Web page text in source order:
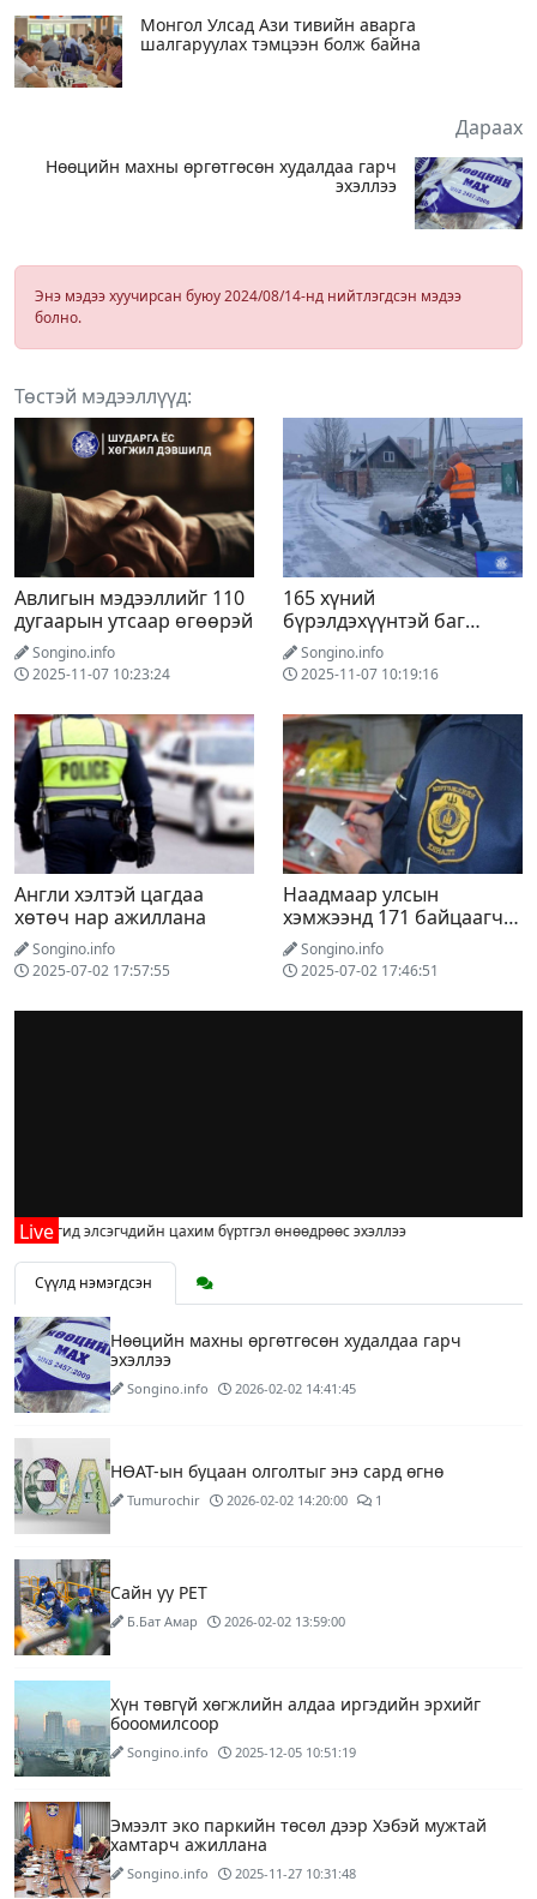
Монгол Улсад Ази тивийн аварга
шалгаруулах тэмцээн болж байна
Дараах
Нөөцийн махны өргөтгөсөн худалдаа гарч
эхэллээ
Энэ мэдээ хуучирсан буюу 2024/08/14-нд нийтлэгдсэн мэдээ
болно.
Төстэй мэдээллүүд:
Авлигын мэдээллийг 110
дугаарын утсаар өгөөрэй
Songino.info
2025-11-07 10:23:24
165 хүний
бүрэлдэхүүнтэй баг
гудамж талбайн цас
цэвэрлэж байна
Songino.info
2025-11-07 10:19:16
Англи хэлтэй цагдаа
хөтөч нар ажиллана
Songino.info
2025-07-02 17:57:55
Наадмаар улсын
хэмжээнд 171 байцаагч
шалгалт хийнэ
Songino.info
2025-07-02 17:46:51
ангид элсэгчдийн цахим бүртгэл өнөөдрөөс эхэллээ
Сүүлд нэмэгдсэн
Нөөцийн махны өргөтгөсөн худалдаа гарч
эхэллээ
Songino.info 2026-02-02 14:41:45
НӨАТ-ын буцаан олголтыг энэ сард өгнө
Tumurochir 2026-02-02 14:20:00 1
Сайн уу PET
Б.Бат Амар 2026-02-02 13:59:00
Хүн төвгүй хөгжлийн алдаа иргэдийн эрхийг
бооомилсоор
Songino.info 2025-12-05 10:51:19
Эмээлт эко паркийн төсөл дээр Хэбэй мужтай
хамтарч ажиллана
Songino.info 2025-11-27 10:31:48